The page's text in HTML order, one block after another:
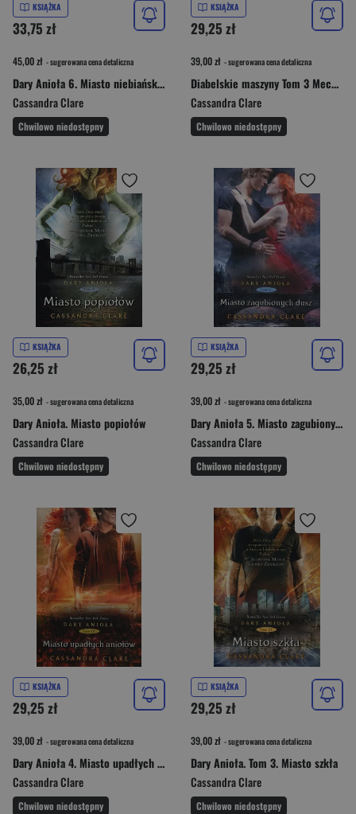
KSIĄŻKA
33,75 zł
45,00 zł - sugerowana cena detaliczna
Dary Anioła 6. Miasto niebiańskiego ognia
Cassandra Clare
Chwilowo niedostępny
KSIĄŻKA
29,25 zł
39,00 zł - sugerowana cena detaliczna
Diabelskie maszyny Tom 3 Mechaniczna księżniczka
Cassandra Clare
Chwilowo niedostępny
KSIĄŻKA
26,25 zł
35,00 zł - sugerowana cena detaliczna
Dary Anioła. Miasto popiołów
Cassandra Clare
Chwilowo niedostępny
KSIĄŻKA
29,25 zł
39,00 zł - sugerowana cena detaliczna
Dary Anioła 5. Miasto zagubionych dusz
Cassandra Clare
Chwilowo niedostępny
KSIĄŻKA
29,25 zł
39,00 zł - sugerowana cena detaliczna
Dary Anioła 4. Miasto upadłych aniołów
Cassandra Clare
Chwilowo niedostępny
KSIĄŻKA
29,25 zł
39,00 zł - sugerowana cena detaliczna
Dary Anioła. Tom 3. Miasto szkła
Cassandra Clare
Chwilowo niedostępny